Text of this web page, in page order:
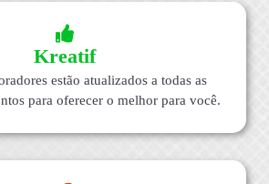
Kreatif
estão atualizados a todas as
para oferecer o melhor para você.